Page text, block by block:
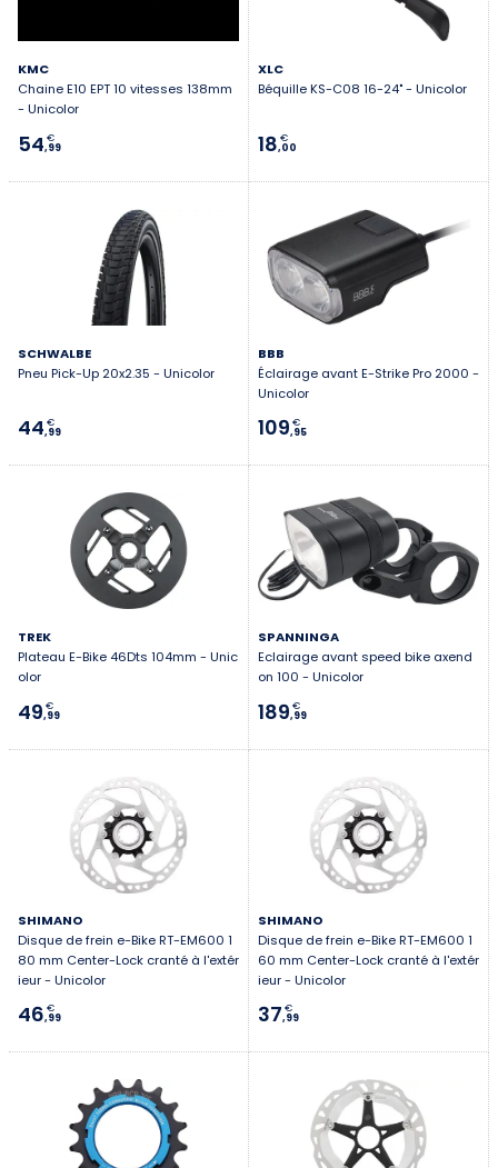
KMC
Chaine E10 EPT 10 vitesses 138mm
- Unicolor
54,99
€
XLC
Béquille KS-C08 16-24" - Unicolor
18,00
€
SCHWALBE
Pneu Pick-Up 20x2.35 - Unicolor
44,99
€
BBB
Éclairage avant E-Strike Pro 2000 -
Unicolor
109,95
€
TREK
Plateau E-Bike 46Dts 104mm - Unic
olor
49,99
€
SPANNINGA
Eclairage avant speed bike axend
on 100 - Unicolor
189,99
€
SHIMANO
Disque de frein e-Bike RT-EM600 1
80 mm Center-Lock cranté à l'extér
ieur - Unicolor
46,99
€
SHIMANO
Disque de frein e-Bike RT-EM600 1
60 mm Center-Lock cranté à l'extér
ieur - Unicolor
37,99
€